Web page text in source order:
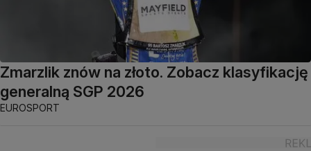
Zmarzlik znów na złoto. Zobacz klasyfikację
generalną SGP 2026
EUROSPORT